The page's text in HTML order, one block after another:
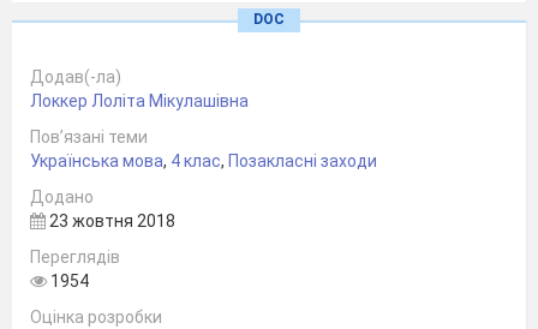
Підготовлена і проведена вчителем-
логопедом Коваленко О.М.
і вчителем початкових класів Локкер Л.М.
з учнями 4 класу ЗОШ №34 І-ІІІ ст. м.
Полтави
DOC
Додав(-ла)
Локкер Лоліта Мікулашівна
Пов’язані теми
Українська мова, 4 клас, Позакласні заходи
Додано
23 жовтня 2018
Переглядів
1954
Оцінка розробки